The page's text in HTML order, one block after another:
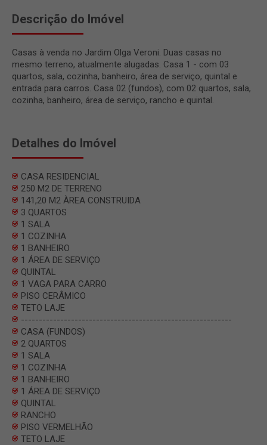
Descrição do Imóvel
Casas à venda no Jardim Olga Veroni. Duas casas no
mesmo terreno, atualmente alugadas. Casa 1 - com 03
quartos, sala, cozinha, banheiro, área de serviço, quintal e
entrada para carros. Casa 02 (fundos), com 02 quartos, sala,
cozinha, banheiro, área de serviço, rancho e quintal.
Detalhes do Imóvel
CASA RESIDENCIAL
250 M2 DE TERRENO
141,20 M2 ÀREA CONSTRUIDA
3 QUARTOS
1 SALA
1 COZINHA
1 BANHEIRO
1 ÁREA DE SERVIÇO
QUINTAL
1 VAGA PARA CARRO
PISO CERÂMICO
TETO LAJE
-----------------------------------------------------------
CASA (FUNDOS)
2 QUARTOS
1 SALA
1 COZINHA
1 BANHEIRO
1 ÁREA DE SERVIÇO
QUINTAL
RANCHO
PISO VERMELHÃO
TETO LAJE